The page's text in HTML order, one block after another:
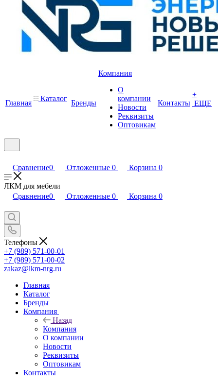
Главная
Каталог
Бренды
Компания
О
компании
Новости
Реквизиты
Оптовикам
Контакты
+
ЕЩЕ
Сравнение0 Отложенные 0 Корзина 0
ЛКМ для мебели
Сравнение0 Отложенные 0 Корзина 0
Телефоны
+7 (989) 571-00-01
+7 (989) 571-00-02
zakaz@lkm-nrg.ru
Главная
Каталог
Бренды
Компания
Назад
Компания
О компании
Новости
Реквизиты
Оптовикам
Контакты